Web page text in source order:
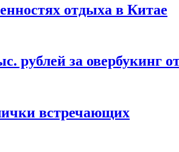
отдыха в Китае
рублей за овербукинг
встречающих